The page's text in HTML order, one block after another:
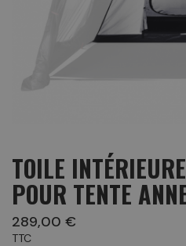
TOILE
POUR TENTE
289,00 €
TTC